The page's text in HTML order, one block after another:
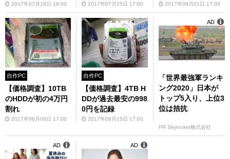
2017年07月18日 19:00 2017年07月25日 17:00 2017年08月01日 17:00
自作PC
【価格調査】10TB
のHDDが初の4万円
割れ
2017年08月08日 17:00
自作PC
【価格調査】4TB H
DDが過去最安の998
0円を記録
2017年08月15日 17:00
「世界最強軍ランキ
ング2020」日本が
トップ5入り、上位3
位は拮抗
PR Skyrocket株式会社
AD
AD AD